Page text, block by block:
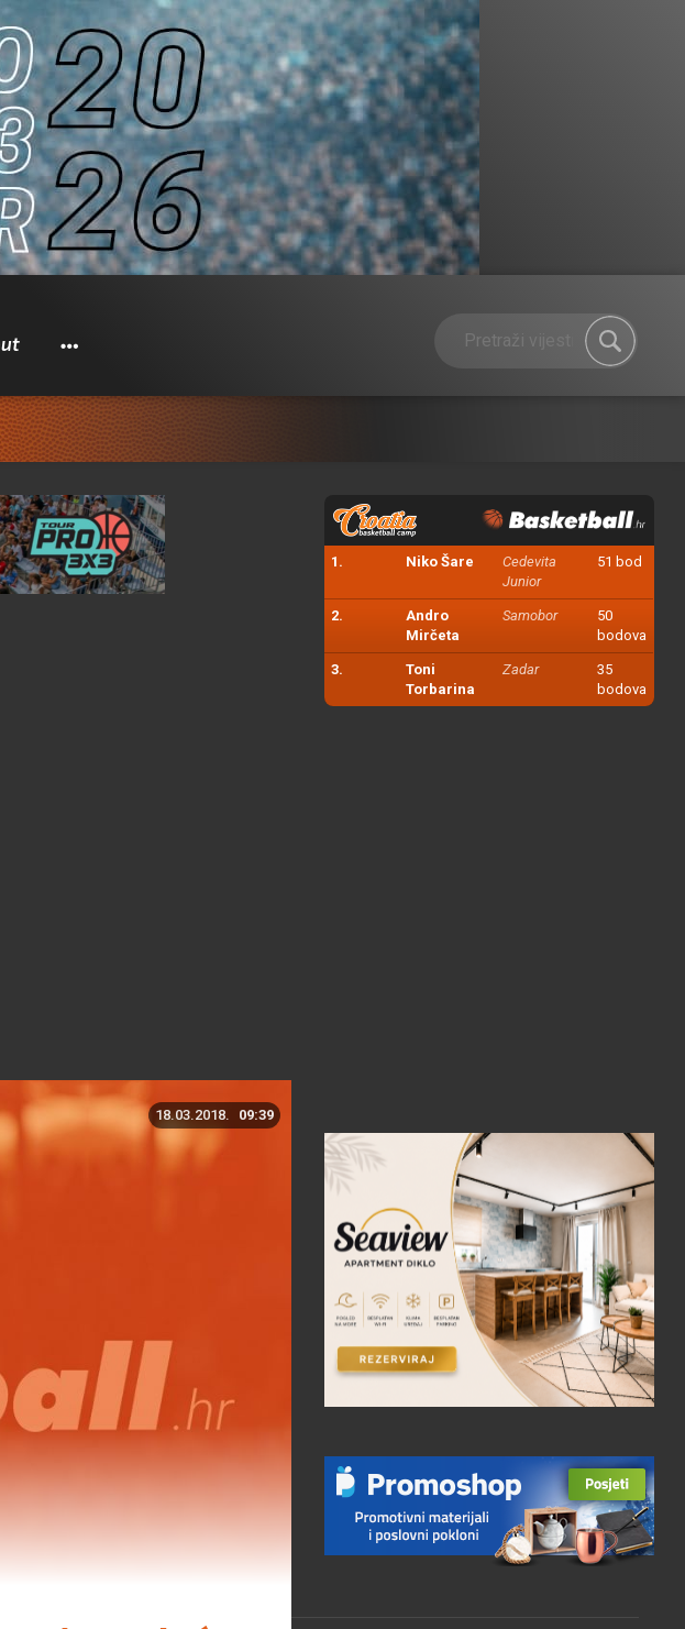
Pretraži
1. Niko Šare
Cedevita
Junior
51 bod
2.
Andro
Mirčeta
Samobor
50
bodova
3.
Toni
Torbarina
Zadar
35
bodova
18.03.2018. 09:39